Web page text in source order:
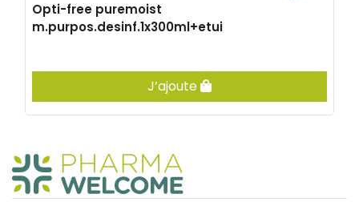
Opti-free puremoist
m.purpos.desinf.1x300ml+etui
J’ajoute